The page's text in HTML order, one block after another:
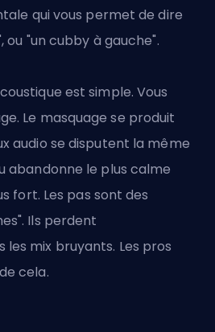
qui vous permet de dire
ou "un cubby à gauche".
est simple. Vous
Le masquage se produit
audio se disputent la même
abandonne le plus calme
fort. Les pas sont des
Ils perdent
mix bruyants. Les pros
cela.